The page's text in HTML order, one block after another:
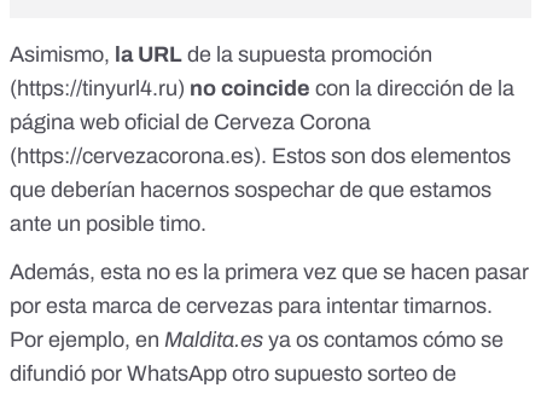
Asimismo, la URL de la supuesta promoción
(https://tinyurl4.ru) no coincide con la dirección de la
página web oficial de Cerveza Corona
(https://cervezacorona.es). Estos son dos elementos
que deberían hacernos sospechar de que estamos
ante un posible timo.
Además, esta no es la primera vez que se hacen pasar
por esta marca de cervezas para intentar timarnos.
Por ejemplo, en Maldita.es ya os contamos cómo se
difundió por WhatsApp otro supuesto sorteo de